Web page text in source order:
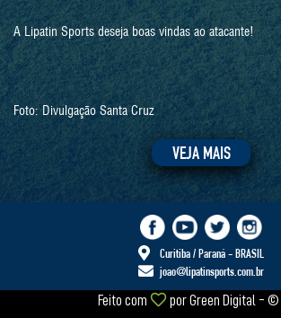
A Lipatin Sports deseja boas vindas ao atacante!
Foto: Divulgação Santa Cruz
VEJA MAIS
Curitiba / Paraná - BRASIL
joao@lipatinsports.com.br
Feito com porGreen Digital - ©